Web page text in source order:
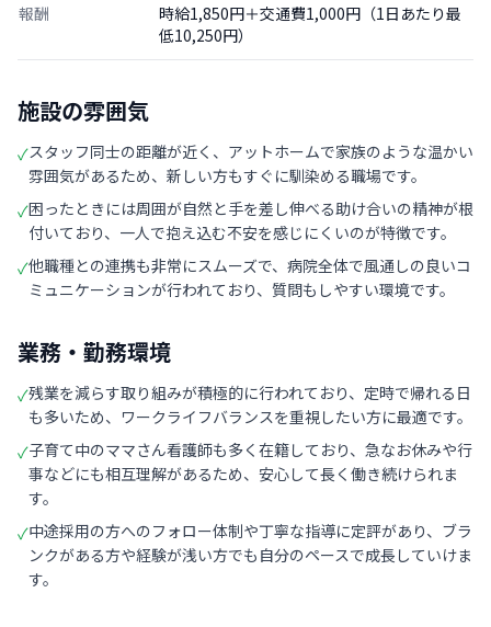
報酬
時給1,850円＋交通費1,000円（1日あたり最
低10,250円）
施設の雰囲気
✓スタッフ同士の距離が近く、アットホームで家族のような温かい
雰囲気があるため、新しい方もすぐに馴染める職場です。
✓困ったときには周囲が自然と手を差し伸べる助け合いの精神が根
付いており、一人で抱え込む不安を感じにくいのが特徴です。
✓他職種との連携も非常にスムーズで、病院全体で風通しの良いコ
ミュニケーションが行われており、質問もしやすい環境です。
業務・勤務環境
✓残業を減らす取り組みが積極的に行われており、定時で帰れる日
も多いため、ワークライフバランスを重視したい方に最適です。
✓子育て中のママさん看護師も多く在籍しており、急なお休みや行
事などにも相互理解があるため、安心して長く働き続けられま
す。
✓中途採用の方へのフォロー体制や丁寧な指導に定評があり、ブラ
ンクがある方や経験が浅い方でも自分のペースで成長していけま
す。